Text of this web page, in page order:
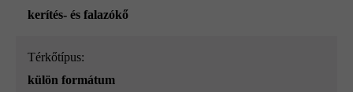
kerítés- és falazókő
Térkőtípus:
külön formátum